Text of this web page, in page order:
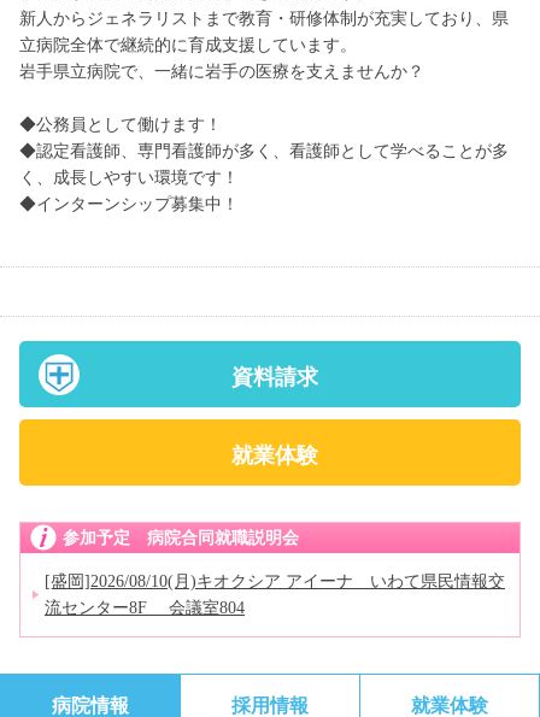
新人からジェネラリストまで教育・研修体制が充実しており、県
立病院全体で継続的に育成支援しています。
岩手県立病院で、一緒に岩手の医療を支えませんか？
◆公務員として働けます！
◆認定看護師、専門看護師が多く、看護師として学べることが多
く、成長しやすい環境です！
◆インターンシップ募集中！
資料請求
就業体験
参加予定 病院合同就職説明会
[盛岡]2026/08/10(月)キオクシア アイーナ いわて県民情報交
流センター8F 会議室804
病院情報 採用情報 就業体験